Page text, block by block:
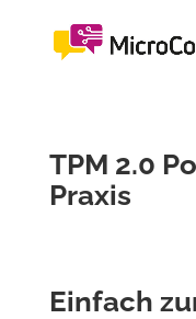
TPM 2.0
Praxis
Einfach